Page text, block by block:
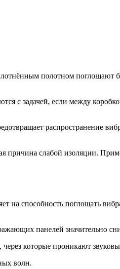
полотном поглощают
с задачей, если между
распространение
причина слабой изоляции.
на способность поглощать
панелей значительно
которые проникают
волн.